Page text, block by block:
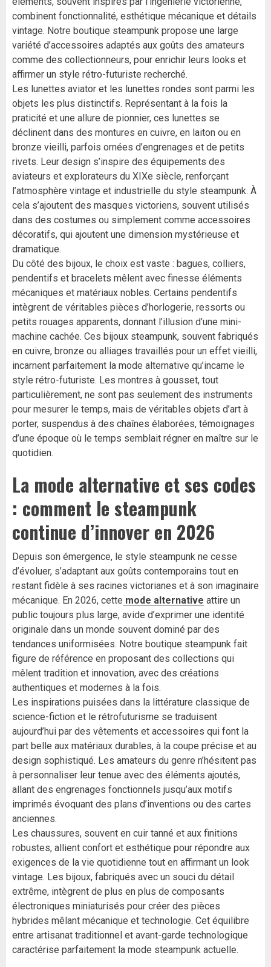
combinent fonctionnalité, esthétique mécanique et détails
vintage. Notre boutique steampunk propose une large
variété d’accessoires adaptés aux goûts des amateurs
comme des collectionneurs, pour enrichir leurs looks et
affirmer un style rétro-futuriste recherché.
Les lunettes aviator et les lunettes rondes sont parmi les
objets les plus distinctifs. Représentant à la fois la
praticité et une allure de pionnier, ces lunettes se
déclinent dans des montures en cuivre, en laiton ou en
bronze vieilli, parfois ornées d’engrenages et de petits
rivets. Leur design s’inspire des équipements des
aviateurs et explorateurs du XIXe siècle, renforçant
l’atmosphère vintage et industrielle du style steampunk. À
cela s’ajoutent des masques victoriens, souvent utilisés
dans des costumes ou simplement comme accessoires
décoratifs, qui ajoutent une dimension mystérieuse et
dramatique.
Du côté des bijoux, le choix est vaste : bagues, colliers,
pendentifs et bracelets mêlent avec finesse éléments
mécaniques et matériaux nobles. Certains pendentifs
intègrent de véritables pièces d’horlogerie, ressorts ou
petits rouages apparents, donnant l’illusion d’une mini-
machine cachée. Ces bijoux steampunk, souvent fabriqués
en cuivre, bronze ou alliages travaillés pour un effet vieilli,
incarnent parfaitement la mode alternative qu’incarne le
style rétro-futuriste. Les montres à gousset, tout
particulièrement, ne sont pas seulement des instruments
pour mesurer le temps, mais de véritables objets d’art à
porter, suspendus à des chaînes élaborées, témoignages
d’une époque où le temps semblait régner en maître sur le
quotidien.
La mode alternative et ses codes
: comment le steampunk
continue d’innover en 2026
Depuis son émergence, le style steampunk ne cesse
d’évoluer, s’adaptant aux goûts contemporains tout en
restant fidèle à ses racines victorianes et à son imaginaire
mécanique. En 2026, cette mode alternative attire un
public toujours plus large, avide d’exprimer une identité
originale dans un monde souvent dominé par des
tendances uniformisées. Notre boutique steampunk fait
figure de référence en proposant des collections qui
mêlent tradition et innovation, avec des créations
authentiques et modernes à la fois.
Les inspirations puisées dans la littérature classique de
science-fiction et le rétrofuturisme se traduisent
aujourd’hui par des vêtements et accessoires qui font la
part belle aux matériaux durables, à la coupe précise et au
design sophistiqué. Les amateurs du genre n’hésitent pas
à personnaliser leur tenue avec des éléments ajoutés,
allant des engrenages fonctionnels jusqu’aux motifs
imprimés évoquant des plans d’inventions ou des cartes
anciennes.
Les chaussures, souvent en cuir tanné et aux finitions
robustes, allient confort et esthétique pour répondre aux
exigences de la vie quotidienne tout en affirmant un look
vintage. Les bijoux, fabriqués avec un souci du détail
extrême, intègrent de plus en plus de composants
électroniques miniaturisés pour créer des pièces
hybrides mêlant mécanique et technologie. Cet équilibre
entre artisanat traditionnel et avant-garde technologique
caractérise parfaitement la mode steampunk actuelle.